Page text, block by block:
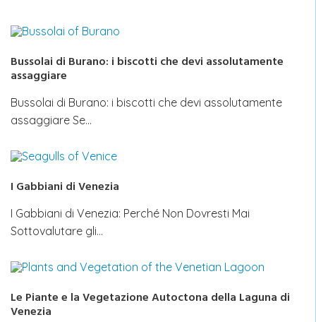
Bussolai di Burano: i biscotti che devi assolutamente
assaggiare
Bussolai di Burano: i biscotti che devi assolutamente
assaggiare Se…
I Gabbiani di Venezia
I Gabbiani di Venezia: Perché Non Dovresti Mai
Sottovalutare gli…
Le Piante e la Vegetazione Autoctona della Laguna di
Venezia